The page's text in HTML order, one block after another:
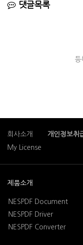
댓글목록
등
회사소개 개인정보취
My License
제품소개
NESPDF Document
NESPDF Driver
NESPDF Converter